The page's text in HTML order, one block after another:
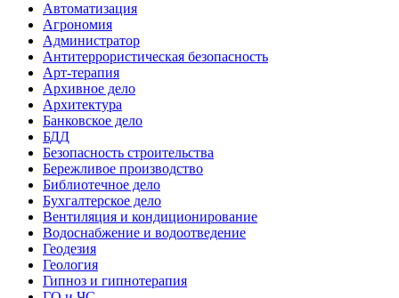
Автоматизация
Агрономия
Администратор
Антитеррористическая безопасность
Арт-терапия
Архивное дело
Архитектура
Банковское дело
БДД
Безопасность строительства
Бережливое производство
Библиотечное дело
Бухгалтерское дело
Вентиляция и кондиционирование
Водоснабжение и водоотведение
Геодезия
Геология
Гипноз и гипнотерапия